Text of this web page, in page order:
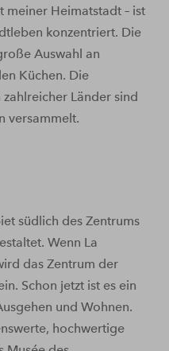
Heimatstadt – ist
konzentriert. Die
Auswahl an
Küchen. Die
Länder sind
versammelt.
südlich des Zentrums
Wenn La
das Zentrum der
Schon jetzt ist es ein
und Wohnen.
hochwertige